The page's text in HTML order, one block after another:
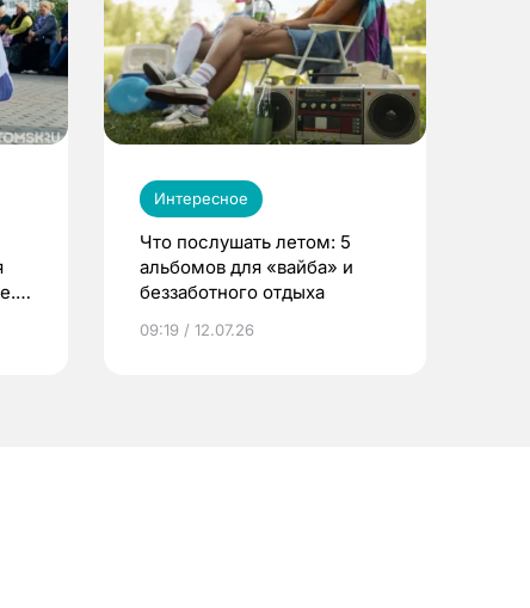
Интересное
Что послушать летом: 5
альбомов для «вайба» и
беззаботного отдыха
09:19 / 12.07.26